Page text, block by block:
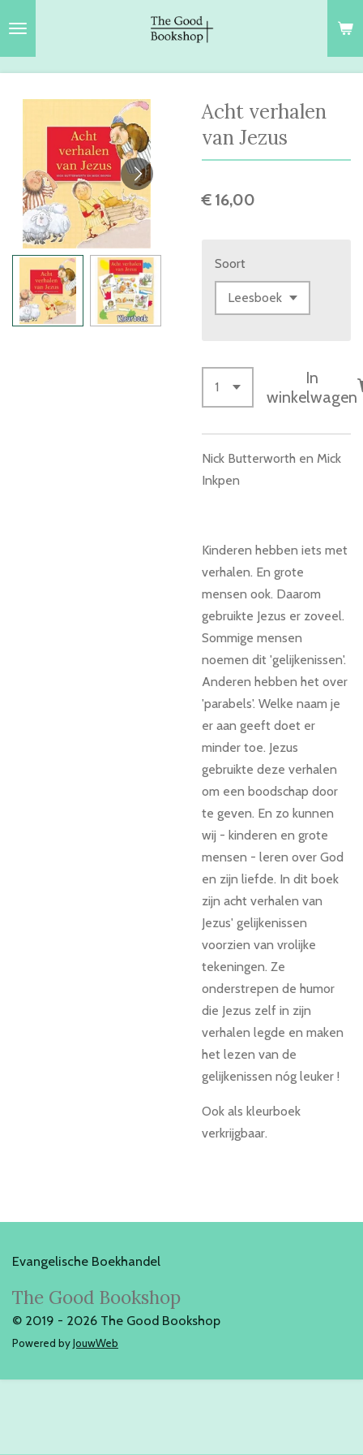
Acht verhalen
van Jezus
€ 16,00
Soort
In
winkelwagen
Nick Butterworth en Mick
Inkpen
Kinderen hebben iets met
verhalen. En grote
mensen ook. Daarom
gebruikte Jezus er zoveel.
Sommige mensen
noemen dit 'gelijkenissen'.
Anderen hebben het over
'parabels'. Welke naam je
er aan geeft doet er
minder toe. Jezus
gebruikte deze verhalen
om een boodschap door
te geven. En zo kunnen
wij - kinderen en grote
mensen - leren over God
en zijn liefde. In dit boek
zijn acht verhalen van
Jezus' gelijkenissen
voorzien van vrolijke
tekeningen. Ze
onderstrepen de humor
die Jezus zelf in zijn
verhalen legde en maken
het lezen van de
gelijkenissen nóg leuker !
Ook als kleurboek
verkrijgbaar.
Evangelische Boekhandel
The Good Bookshop
© 2019 - 2026 The Good Bookshop
Powered byJouwWeb